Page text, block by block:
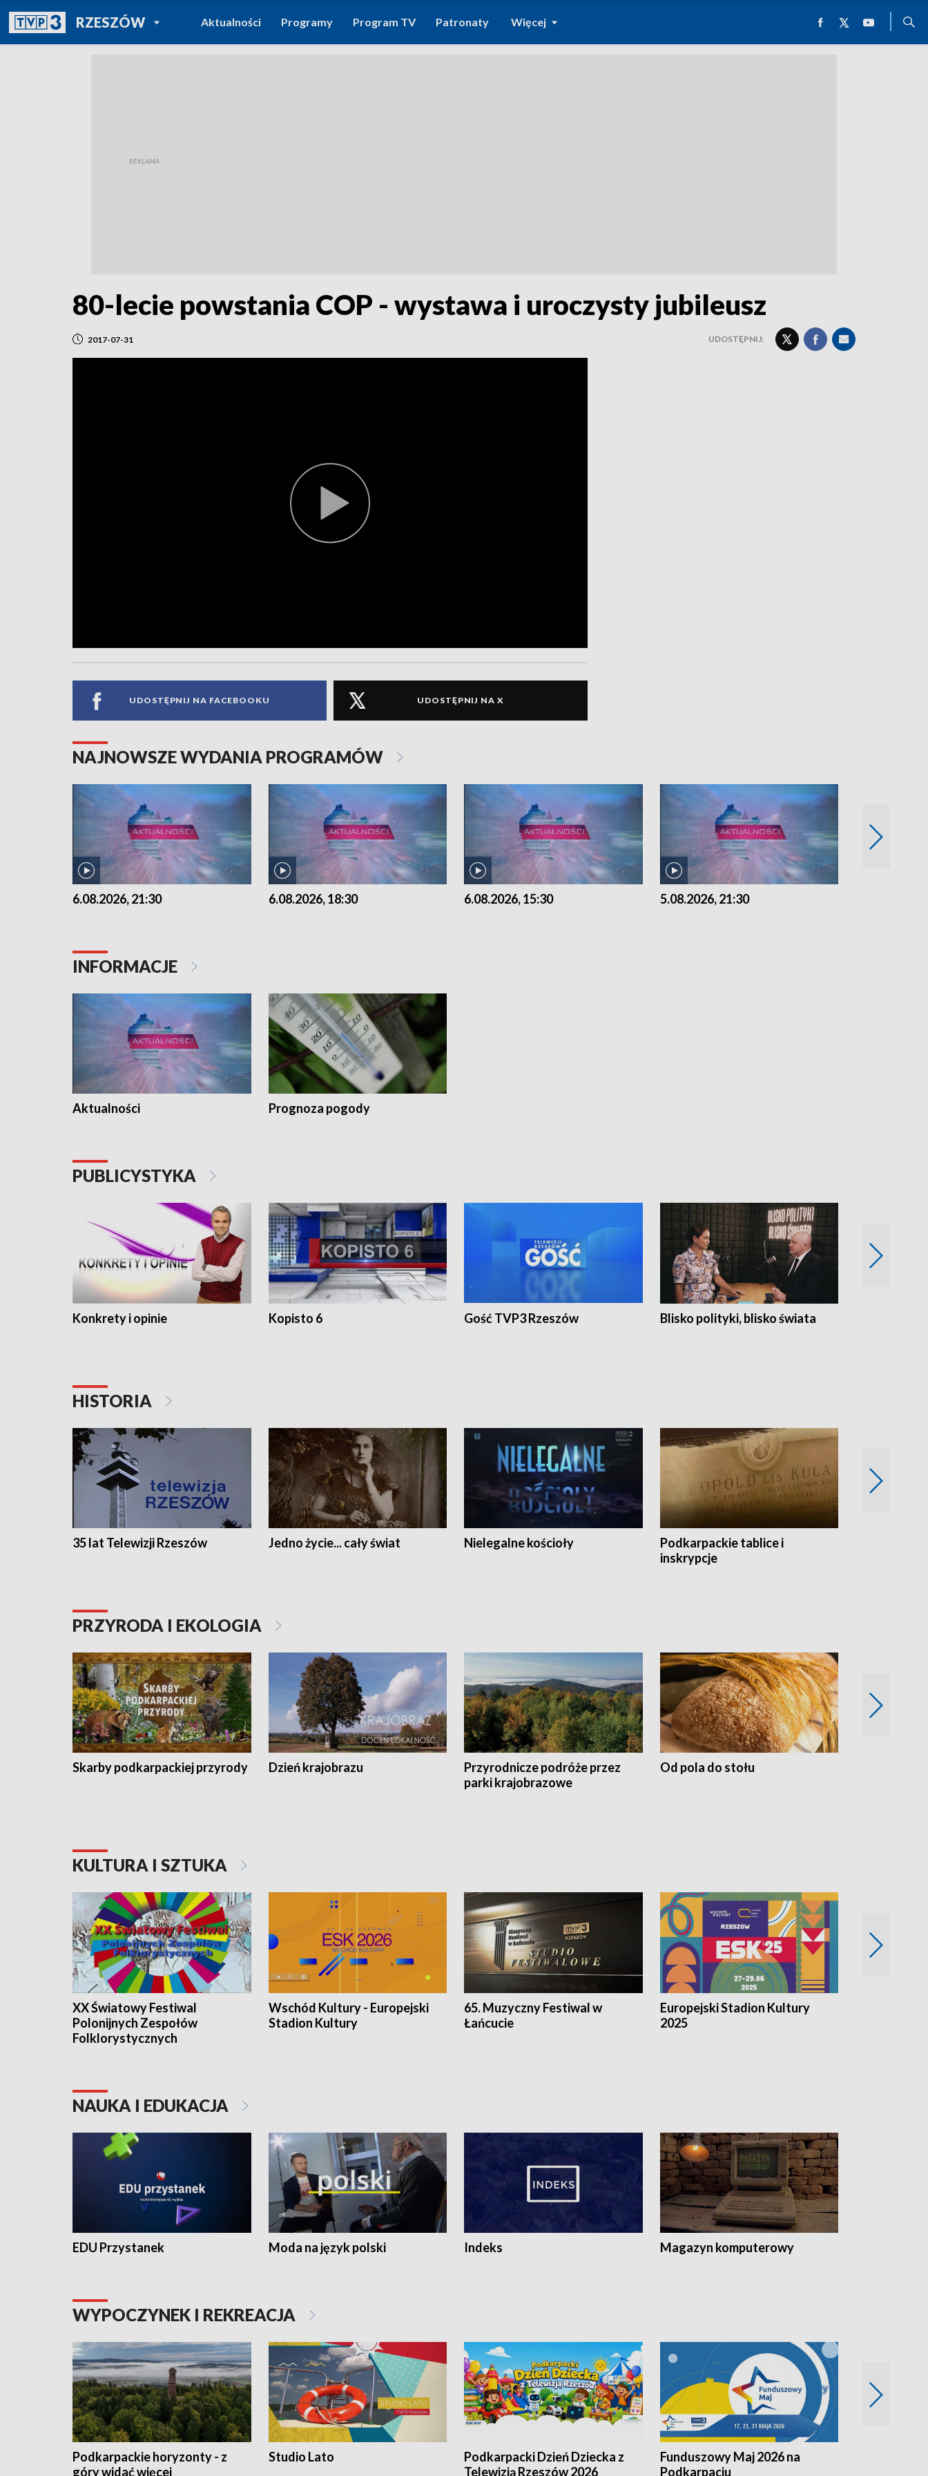
RZESZÓWPOWRÓT DO
TVP REGIONY
Aktualności Programy Program TV Patronaty Więcej
80-lecie powstania COP - wystawa i uroczysty jubileusz
2017-07-31 UDOSTĘPNIJ:
UDOSTĘPNIJ NA FACEBOOKU UDOSTĘPNIJ NA X
NAJNOWSZE WYDANIA PROGRAMÓW
6.08.2026, 21:30 6.08.2026, 18:30 6.08.2026, 15:30 5.08.2026, 21:30
INFORMACJE
Aktualności Prognoza pogody
PUBLICYSTYKA
Konkrety i opinie Kopisto 6 Gość TVP3 Rzeszów Blisko polityki, blisko świata
HISTORIA
35 lat Telewizji Rzeszów Jedno życie... cały świat Nielegalne kościoły
Podkarpackie tablice i
inskrypcje
PRZYRODA I EKOLOGIA
Skarby podkarpackiej przyrody Dzień krajobrazu
Przyrodnicze podróże przez
parki krajobrazowe
Od pola do stołu
KULTURA I SZTUKA
XX Światowy Festiwal
Polonijnych Zespołów
Folklorystycznych
Wschód Kultury - Europejski
Stadion Kultury
65. Muzyczny Festiwal w
Łańcucie
Europejski Stadion Kultury
2025
NAUKA I EDUKACJA
EDU Przystanek Moda na język polski Indeks Magazyn komputerowy
WYPOCZYNEK I REKREACJA
Podkarpackie horyzonty - z
góry widać więcej
Studio Lato
Podkarpacki Dzień Dziecka z
Telewizją Rzeszów 2026
Funduszowy Maj 2026 na
Podkarpaciu